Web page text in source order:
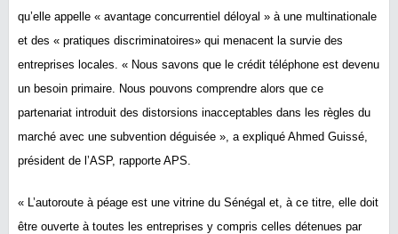
qu’elle appelle « avantage concurrentiel déloyal » à une multinationale
et des « pratiques discriminatoires» qui menacent la survie des
entreprises locales. « Nous savons que le crédit téléphone est devenu
un besoin primaire. Nous pouvons comprendre alors que ce
partenariat introduit des distorsions inacceptables dans les règles du
marché avec une subvention déguisée », a expliqué Ahmed Guissé,
président de l’ASP, rapporte APS.
« L’autoroute à péage est une vitrine du Sénégal et, à ce titre, elle doit
être ouverte à toutes les entreprises y compris celles détenues par